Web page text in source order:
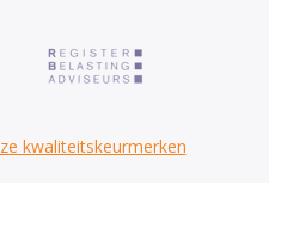
kwaliteitskeurmerken